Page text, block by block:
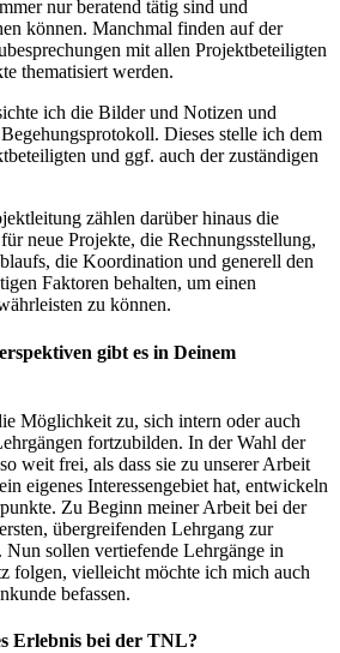
nur beratend tätig sind und
können. Manchmal finden auf der
mit allen Projektbeteiligten
thematisiert werden.
ich die Bilder und Notizen und
Dieses stelle ich dem
und ggf. auch der zuständigen
zählen darüber hinaus die
neue Projekte, die Rechnungsstellung,
die Koordination und generell den
Faktoren behalten, um einen
zu können.
gibt es in Deinem
Möglichkeit zu, sich intern oder auch
fortzubilden. In der Wahl der
weit frei, als dass sie zu unserer Arbeit
eigenes Interessengebiet hat, entwickeln
Zu Beginn meiner Arbeit bei der
übergreifenden Lehrgang zur
sollen vertiefende Lehrgänge in
folgen, vielleicht möchte ich mich auch
befassen.
Erlebnis bei der TNL?